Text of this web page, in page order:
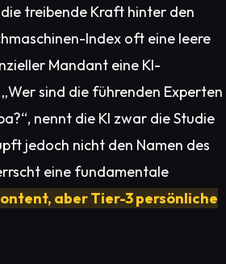
treibende Kraft hinter den
Index oft eine leere
Mandant eine KI-
„Wer sind die führenden Experten
, nennt die KI zwar die Studie
jedoch nicht den Namen des
eine fundamentale
aber Tier-3 persönliche